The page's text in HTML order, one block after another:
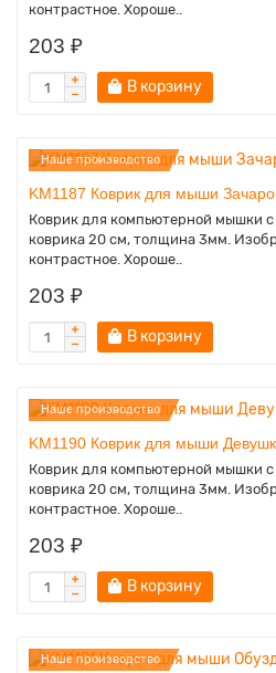
контрастное. Хороше..
203 ₽
В корзину
Наше производство
KM1187 Коврик для мыши
Коврик для компьютерной мышки
коврика 20 см, толщина 3мм.
контрастное. Хороше..
203 ₽
В корзину
Наше производство
KM1190 Коврик для мыши
Коврик для компьютерной мышки
коврика 20 см, толщина 3мм.
контрастное. Хороше..
203 ₽
В корзину
Наше производство